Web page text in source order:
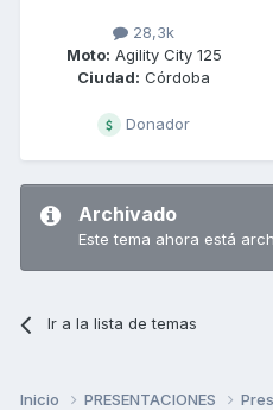
28,3k
Moto: Agility City 125
Ciudad: Córdoba
Donador
Archivado
Este tema ahora está
Ir a la lista de temas
Inicio PRESENTACIONES